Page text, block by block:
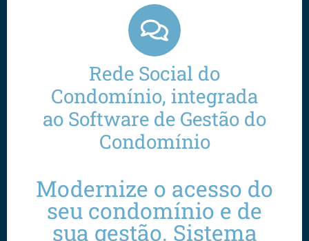
Rede Social do
Condomínio, integrada
ao Software de Gestão do
Condomínio
Modernize o acesso do
seu condomínio e de
sua gestão. Sistema